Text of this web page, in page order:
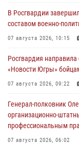
В Росгвардии
составом военно-
07 августа 2026, 10:15
Росгвардия
«Новости Югры»
07 августа 2026, 09:22
Генерал-полковник
организационно-
профессиональным
07 августа 2026, 06:02